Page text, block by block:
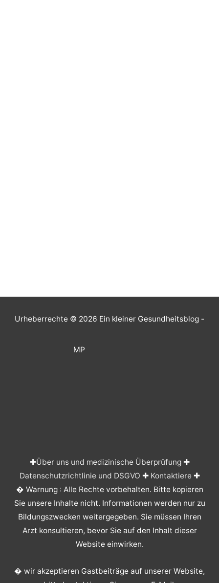
Urheberrechte © 2026 Ein kleiner Gesundheitsblog -
MP
✚Über uns und medizinische Überprüfung✚
Datenschutzrichtlinie und DSGVO ✚ Kontaktiere✚
� Warnung : Alle Rechte vorbehalten. Bitte kopieren
Sie unsere Inhalte nicht. Informationen werden nur zu
Bildungszwecken weitergegeben. Sie müssen Ihren
Arzt konsultieren, bevor Sie auf den Inhalt dieser
Website einwirken.
� wir akzeptieren Gastbeiträge auf unserer Website,